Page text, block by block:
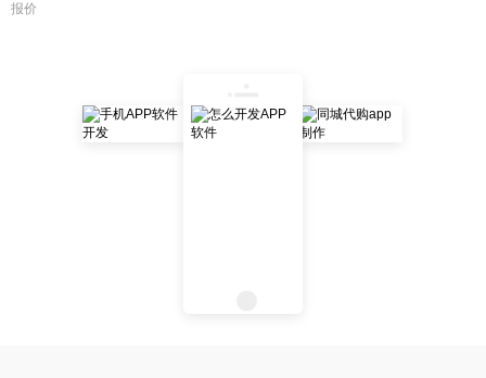
报价